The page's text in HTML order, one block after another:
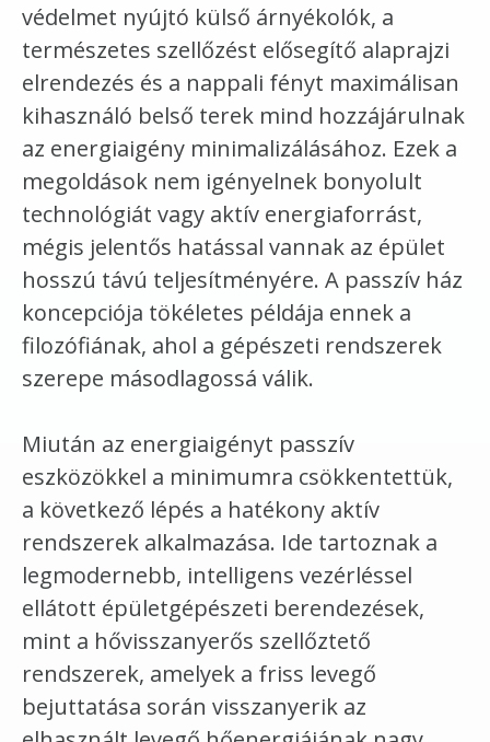
védelmet nyújtó külső árnyékolók, a
természetes szellőzést elősegítő alaprajzi
elrendezés és a nappali fényt maximálisan
kihasználó belső terek mind hozzájárulnak
az energiaigény minimalizálásához. Ezek a
megoldások nem igényelnek bonyolult
technológiát vagy aktív energiaforrást,
mégis jelentős hatással vannak az épület
hosszú távú teljesítményére. A passzív ház
koncepciója tökéletes példája ennek a
filozófiának, ahol a gépészeti rendszerek
szerepe másodlagossá válik.
Miután az energiaigényt passzív
eszközökkel a minimumra csökkentettük,
a következő lépés a hatékony aktív
rendszerek alkalmazása. Ide tartoznak a
legmodernebb, intelligens vezérléssel
ellátott épületgépészeti berendezések,
mint a hővisszanyerős szellőztető
rendszerek, amelyek a friss levegő
bejuttatása során visszanyerik az